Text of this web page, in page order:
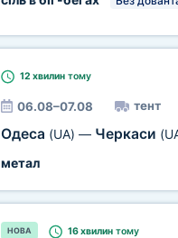
12 хвилинтому
06.08–07.08 тент
Одеса (UA) — Черкаси
метал
НОВА 16 хвилинтому